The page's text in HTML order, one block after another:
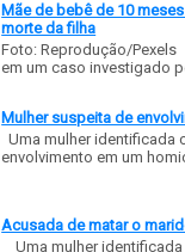
Mãe de bebê de 10
morte da filha
Foto: Reprodução/Pexels
em um caso investigado
Mulher suspeita de
Uma mulher identificada
envolvimento em um
Acusada de matar o
Uma mulher identificada